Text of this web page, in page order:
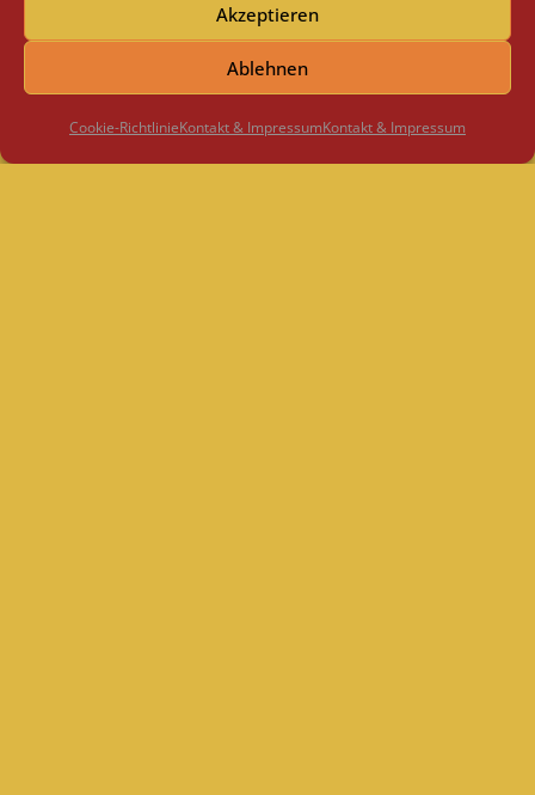
Akzeptieren
Ablehnen
Cookie-RichtlinieKontakt & ImpressumKontakt & Impressum